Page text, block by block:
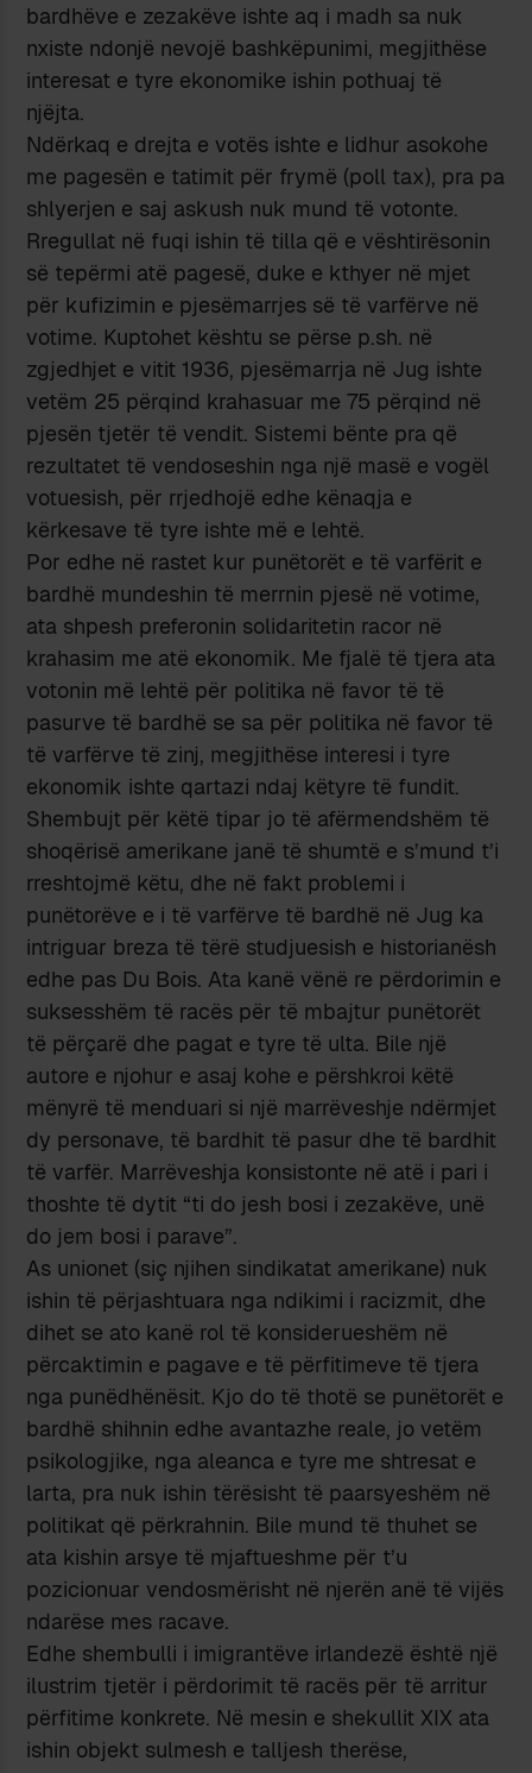
bardhëve e zezakëve ishte aq i madh sa nuk
nxiste ndonjë nevojë bashkëpunimi, megjithëse
interesat e tyre ekonomike ishin pothuaj të
njëjta.
Ndërkaq e drejta e votës ishte e lidhur asokohe
me pagesën e tatimit për frymë (poll tax), pra pa
shlyerjen e saj askush nuk mund të votonte.
Rregullat në fuqi ishin të tilla që e vështirësonin
së tepërmi atë pagesë, duke e kthyer në mjet
për kufizimin e pjesëmarrjes së të varfërve në
votime. Kuptohet kështu se përse p.sh. në
zgjedhjet e vitit 1936, pjesëmarrja në Jug ishte
vetëm 25 përqind krahasuar me 75 përqind në
pjesën tjetër të vendit. Sistemi bënte pra që
rezultatet të vendoseshin nga një masë e vogël
votuesish, për rrjedhojë edhe kënaqja e
kërkesave të tyre ishte më e lehtë.
Por edhe në rastet kur punëtorët e të varfërit e
bardhë mundeshin të merrnin pjesë në votime,
ata shpesh preferonin solidaritetin racor në
krahasim me atë ekonomik. Me fjalë të tjera ata
votonin më lehtë për politika në favor të të
pasurve të bardhë se sa për politika në favor të
të varfërve të zinj, megjithëse interesi i tyre
ekonomik ishte qartazi ndaj këtyre të fundit.
Shembujt për këtë tipar jo të afërmendshëm të
shoqërisë amerikane janë të shumtë e s’mund t’i
rreshtojmë këtu, dhe në fakt problemi i
punëtorëve e i të varfërve të bardhë në Jug ka
intriguar breza të tërë studjuesish e historianësh
edhe pas Du Bois. Ata kanë vënë re përdorimin e
suksesshëm të racës për të mbajtur punëtorët
të përçarë dhe pagat e tyre të ulta. Bile një
autore e njohur e asaj kohe e përshkroi këtë
mënyrë të menduari si një marrëveshje ndërmjet
dy personave, të bardhit të pasur dhe të bardhit
të varfër. Marrëveshja konsistonte në atë i pari i
thoshte të dytit “ti do jesh bosi i zezakëve, unë
do jem bosi i parave”.
As unionet (siç njihen sindikatat amerikane) nuk
ishin të përjashtuara nga ndikimi i racizmit, dhe
dihet se ato kanë rol të konsiderueshëm në
përcaktimin e pagave e të përfitimeve të tjera
nga punëdhënësit. Kjo do të thotë se punëtorët e
bardhë shihnin edhe avantazhe reale, jo vetëm
psikologjike, nga aleanca e tyre me shtresat e
larta, pra nuk ishin tërësisht të paarsyeshëm në
politikat që përkrahnin. Bile mund të thuhet se
ata kishin arsye të mjaftueshme për t’u
pozicionuar vendosmërisht në njerën anë të vijës
ndarëse mes racave.
Edhe shembulli i imigrantëve irlandezë është një
ilustrim tjetër i përdorimit të racës për të arritur
përfitime konkrete. Në mesin e shekullit XIX ata
ishin objekt sulmesh e talljesh therëse,